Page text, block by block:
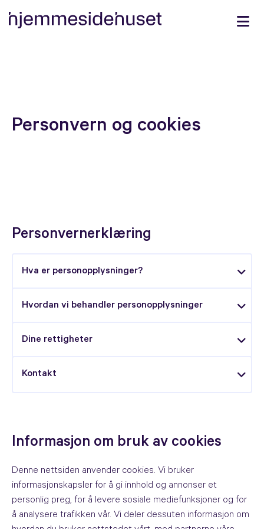
Personvern og cookies
Personvernerklæring
Hva er personopplysninger?
Hvordan vi behandler personopplysninger
Dine rettigheter
Kontakt
Informasjon om bruk av cookies
Denne nettsiden anvender cookies. Vi bruker
informasjonskapsler for å gi innhold og annonser et
personlig preg, for å levere sosiale mediefunksjoner og for
å analysere trafikken vår. Vi deler dessuten informasjon om